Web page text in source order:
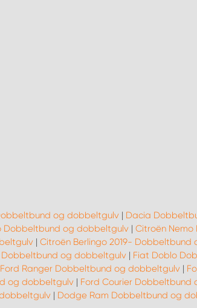
og dobbeltgulv| Dacia
Dobbeltbund og dobbeltgulv | Citroën
| Citroën Berlingo 2019-
Dobbeltbund og dobbeltgulv| Fiat Doblo
Ford Ranger Dobbeltbund og dobbeltgulv|
og dobbeltgulv| Ford Courier Dobbeltbund
| Dodge Ram Dobbeltbund og